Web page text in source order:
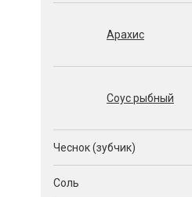
Арахис
Соус рыбный
Чеснок (зубчик)
Соль